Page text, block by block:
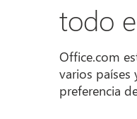
todo
Office.com
varios países
preferencia